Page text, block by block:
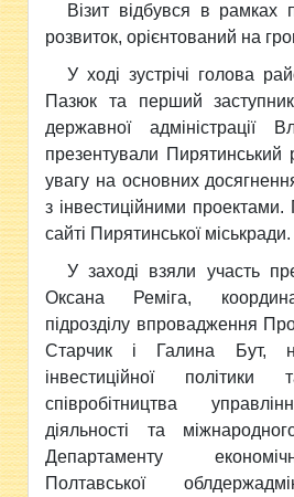
Візит відбувся в рамках
розвиток, орієнтований на
У ході зустрічі голова
Пазюк та перший
державної адміністрації
презентували Пирятинський
увагу на основних
з інвестиційними
сайті Пирятинської міськради.
У заході взяли участь
Оксана Реміга,
підрозділу впровадження
Старчик і Галина Бут,
інвестиційної політики
співробітництва
діяльності та
Департаменту
Полтавської